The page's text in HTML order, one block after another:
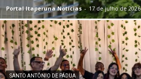
Portal Itaperuna Notícias - 17 de julho de 2026
SANTO ANTÔNIO DE PÁDUA